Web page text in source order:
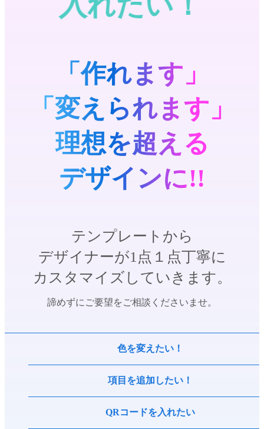
「作れます」
「変えられます」
理想を超える
デザインに!!
テンプレートから
デザイナーが1点１点丁寧に
カスタマイズしていきます。
諦めずにご要望をご相談くださいませ。
色を変えたい！
項目を追加したい！
QRコードを入れたい